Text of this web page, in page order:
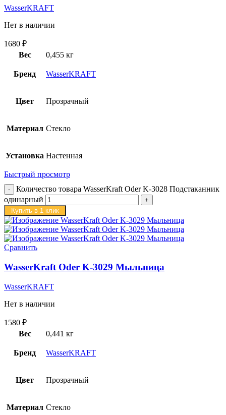
WasserKRAFT
Нет в наличии
1680 ₽
Вес
0,455 кг
Бренд WasserKRAFT
Цвет Прозрачный
Материал Стекло
Установка Настенная
Быстрый просмотр
Количество товара WasserKraft Oder K-3028 Подстаканник
одинарный
Купить в 1 клик
Сравнить
WasserKraft Oder K-3029 Мыльница
WasserKRAFT
Нет в наличии
1580 ₽
Вес
0,441 кг
Бренд WasserKRAFT
Цвет Прозрачный
Материал Стекло